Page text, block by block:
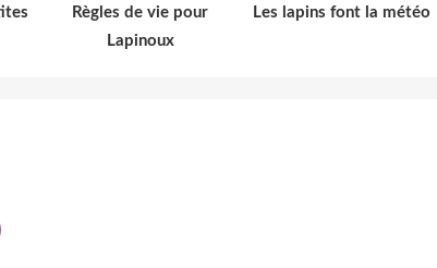
Règles de vie pour
Lapinoux
Les lapins font la météo